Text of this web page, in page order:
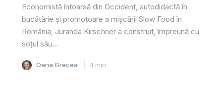
Economistă întoarsă din Occident, autodidactă în
bucătărie și promotoare a mișcării Slow Food în
România, Juranda Kirschner a construit, împreună cu
soțul său...
Oana Grecea 4 min